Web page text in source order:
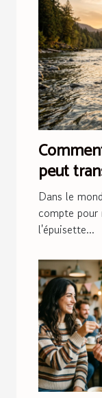
peut
Dans le
compte pour
l'épuisette...